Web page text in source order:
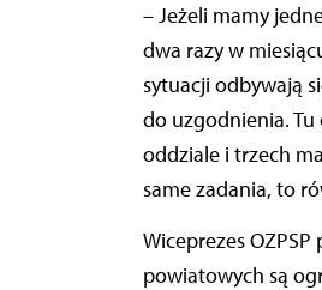
– Jeżeli mamy
dwa razy w
sytuacji odbywają
do uzgodnienia. Tu
oddziale i trzech
same zadania, to
Wiceprezes
powiatowych są